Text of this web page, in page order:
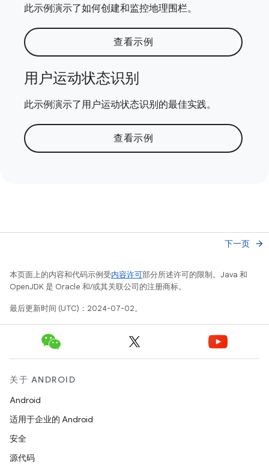
此示例演示了如何创建和监控地理围栏。
查看示例
用户运动状态识别
此示例演示了用户运动状态识别的最佳实践。
查看示例
下一页 arrow_forward
本页面上的内容和代码示例受内容许可部分所述许可的限制。Java 和
OpenJDK 是 Oracle 和/或其关联公司的注册商标。
最后更新时间 (UTC)：2024-07-02。
关于 ANDROID
Android
适用于企业的 Android
安全
源代码